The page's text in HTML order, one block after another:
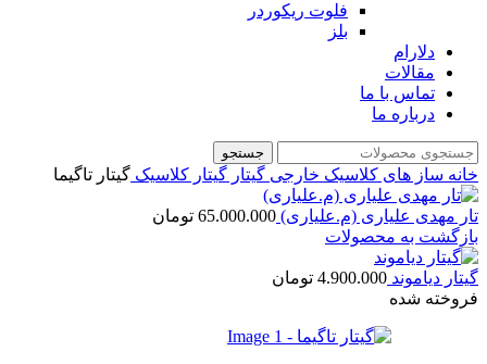
فلوت ریکوردر
بلز
دلارام
مقالات
تماس با ما
درباره ما
جستجو
خانه ساز های کلاسیک خارجی گیتار گیتار کلاسیک گیتار تاگیما
تار مهدی علیاری (م.علیاری) 65.000.000 تومان
بازگشت به محصولات
گیتار دیاموند 4.900.000 تومان
فروخته شده